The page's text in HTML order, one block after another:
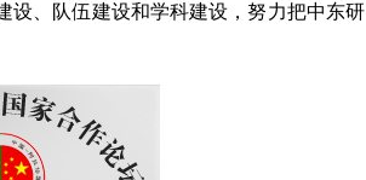
设、队伍建设和学科建设，努力把中东研